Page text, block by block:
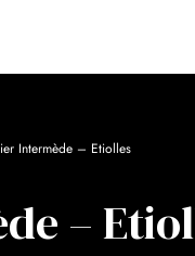
Intermède – Etiolles
–